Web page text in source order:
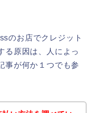
のお店でクレジット
る原因は、人によっ
事が何か１つでも参